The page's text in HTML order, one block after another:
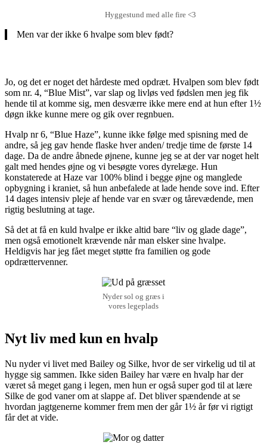
Hyggestund med alle fire <3
Men var der ikke 6 hvalpe som blev født?
Jo, og det er noget det hårdeste med opdræt. Hvalpen som blev født
som nr. 4, “Blue Mist”, var slap og livløs ved fødslen men jeg fik
hende til at komme sig, men desværre ikke mere end at hun efter 1½
døgn ikke kunne mere og gik over regnbuen.
Hvalp nr 6, “Blue Haze”, kunne ikke følge med spisning med de
andre, så jeg gav hende flaske hver anden/ tredje time de første 14
dage. Da de andre åbnede øjnene, kunne jeg se at der var noget helt
galt med hendes øjne og vi besøgte vores dyrelæge. Hun
konstaterede at Haze var 100% blind i begge øjne og manglede
opbygning i kraniet, så hun anbefalede at lade hende sove ind. Efter
14 dages intensiv pleje af hende var en svær og tårevædende, men
rigtig beslutning at tage.
Så det at få en kuld hvalpe er ikke altid bare “liv og glade dage”,
men også emotionelt krævende når man elsker sine hvalpe.
Heldigvis har jeg fået meget støtte fra familien og gode
opdrættervenner.
Nyder sol og græs i
vores legeplads
Nyt liv med kun en hvalp
Nu nyder vi livet med Bailey og Silke, hvor de ser virkelig ud til at
hygge sig sammen. Ikke siden Bailey har være en hvalp har der
været så meget gang i legen, men hun er også super god til at lære
Silke de god vaner om at slappe af. Det bliver spændende at se
hvordan jagtgenerne kommer frem men der går 1½ år før vi rigtigt
får det at vide.